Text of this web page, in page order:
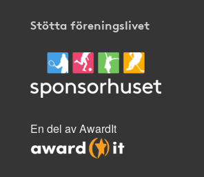
Stötta föreningslivet
En del av AwardIt